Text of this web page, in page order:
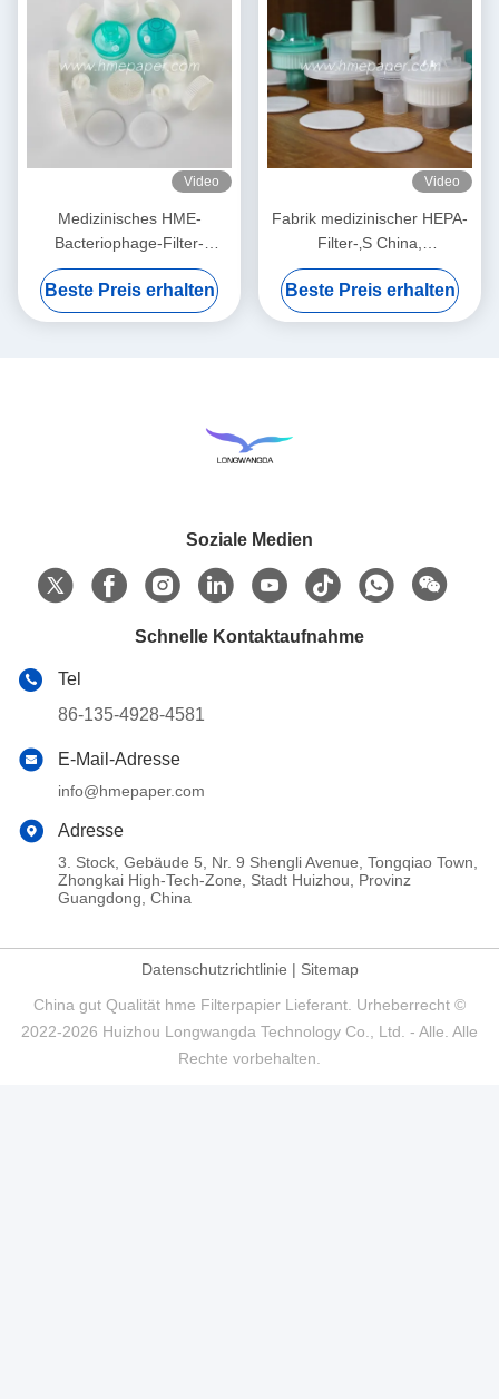
Video
Medizinisches HME-
Bacteriophage-Filter-
Membran-Weiß
Beste Preis erhalten
Video
Fabrik medizinischer HEPA-
Filter-‚S China,
Bacteriophagen BEF 99,99%
filtern
Beste Preis erhalten
Soziale Medien
Schnelle Kontaktaufnahme
Tel
86-135-4928-4581
E-Mail-Adresse
info@hmepaper.com
Adresse
3. Stock, Gebäude 5, Nr. 9 Shengli Avenue, Tongqiao Town,
Zhongkai High-Tech-Zone, Stadt Huizhou, Provinz
Guangdong, China
Datenschutzrichtlinie | Sitemap
China gut Qualität hme Filterpapier Lieferant. Urheberrecht ©
2022-2026 Huizhou Longwangda Technology Co., Ltd. - Alle. Alle
Rechte vorbehalten.